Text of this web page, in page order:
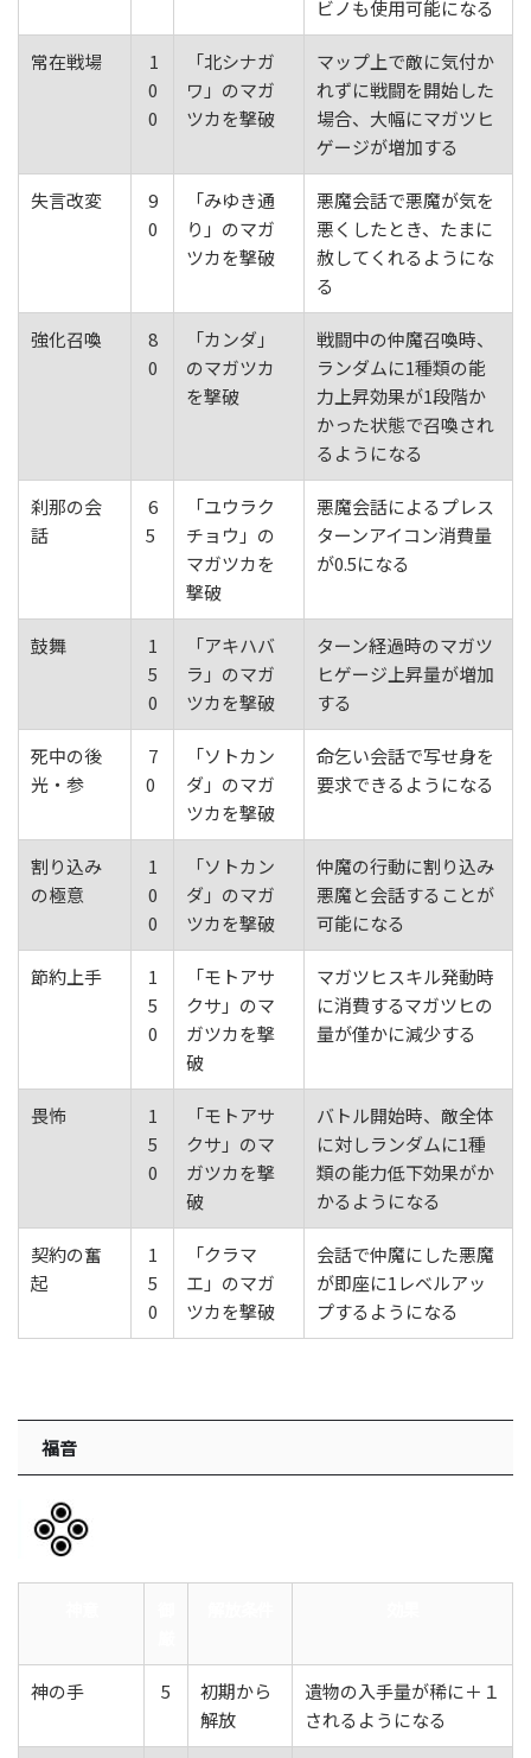
ビノも使用可能になる
常在戦場
1
0
0
「北シナガ
ワ」のマガ
ツカを撃破
マップ上で敵に気付か
れずに戦闘を開始した
場合、大幅にマガツヒ
ゲージが増加する
失言改変
9
0
「みゆき通
り」のマガ
ツカを撃破
悪魔会話で悪魔が気を
悪くしたとき、たまに
赦してくれるようにな
る
強化召喚
8
0
「カンダ」
のマガツカ
を撃破
戦闘中の仲魔召喚時、
ランダムに1種類の能
力上昇効果が1段階か
かった状態で召喚され
るようになる
刹那の会
話
6
5
「ユウラク
チョウ」の
マガツカを
撃破
悪魔会話によるプレス
ターンアイコン消費量
が0.5になる
鼓舞
1
5
0
「アキハバ
ラ」のマガ
ツカを撃破
ターン経過時のマガツ
ヒゲージ上昇量が増加
する
死中の後
光・参
7
0
「ソトカン
ダ」のマガ
ツカを撃破
命乞い会話で写せ身を
要求できるようになる
割り込み
の極意
1
0
0
「ソトカン
ダ」のマガ
ツカを撃破
仲魔の行動に割り込み
悪魔と会話することが
可能になる
節約上手
1
5
0
「モトアサ
クサ」のマ
ガツカを撃
破
マガツヒスキル発動時
に消費するマガツヒの
量が僅かに減少する
畏怖
1
5
0
「モトアサ
クサ」のマ
ガツカを撃
破
バトル開始時、敵全体
に対しランダムに1種
類の能力低下効果がか
かるようになる
契約の奮
起
1
5
0
「クラマ
エ」のマガ
ツカを撃破
会話で仲魔にした悪魔
が即座に1レベルアッ
プするようになる
福音
神の手 5
初期から
解放
遺物の入手量が稀に＋１
されるようになる